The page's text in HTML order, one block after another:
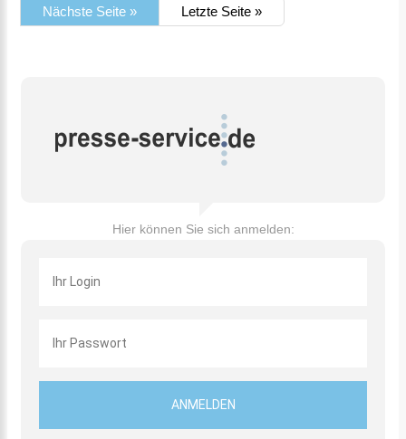
Nächste Seite » Letzte Seite »
Hier können Sie sich anmelden: